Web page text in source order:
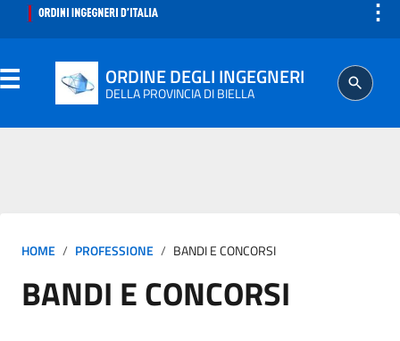
⋮
ORDINE DEGLI INGEGNERI
DELLA PROVINCIA DI BIELLA
ISCRITTO
PROFESSIONE
HOME PROFESSIONE BANDI E CONCORSI
BANDI E CONCORSI